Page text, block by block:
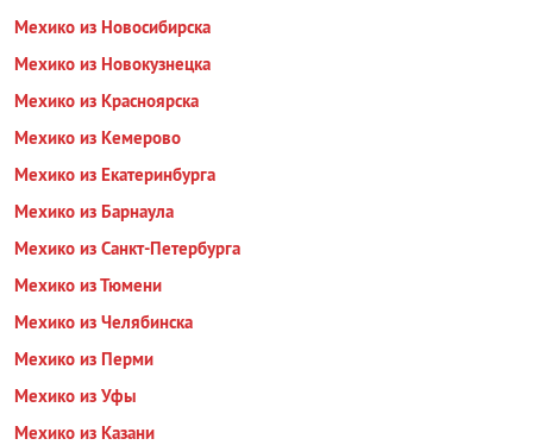
Мехико из Новосибирска
Мехико из Новокузнецка
Мехико из Красноярска
Мехико из Кемерово
Мехико из Екатеринбурга
Мехико из Барнаула
Мехико из Санкт-Петербурга
Мехико из Тюмени
Мехико из Челябинска
Мехико из Перми
Мехико из Уфы
Мехико из Казани